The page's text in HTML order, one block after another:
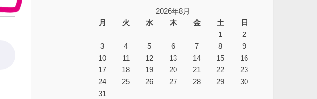
2026年8月
月
火 水 木 金 土
日
1
2
3
4 5 6 7 8
9
10
11 12 13 14 15
16
17
18 19 20 21 22
23
24
25 26 27 28 29
30
31